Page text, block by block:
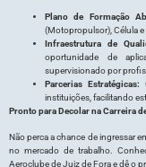
Plano de Formação
(Motopropulsor), Célula
Infraestrutura de
oportunidade de
supervisionado por
Parcerias Estratégicas:
instituições, facilitando
Pronto para Decolar na Carreira
Não perca a chance de ingressar
no mercado de trabalho.
Aeroclube de Juiz de Fora e dê o